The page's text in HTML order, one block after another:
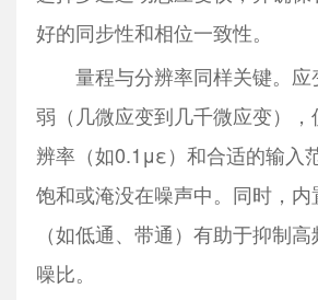
好的同步性和相位一致性。
量程与分辨率同样关键。应
弱（几微应变到几千微应变）
辨率（如0.1με）和合适的输入
饱和或淹没在噪声中。同时，
（如低通、带通）有助于抑制
噪比。